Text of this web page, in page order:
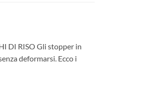
DI RISO Gli stopper in
deformarsi. Ecco i